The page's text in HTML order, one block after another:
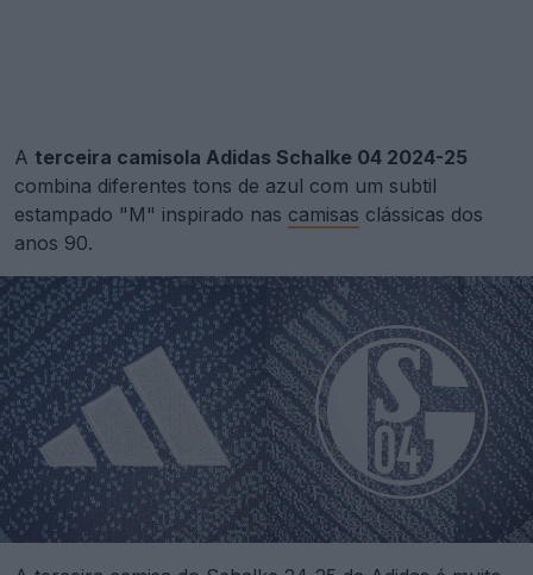
A terceira camisola Adidas Schalke 04 2024-25
combina diferentes tons de azul com um subtil
estampado "M" inspirado nas camisas clássicas dos
anos 90.